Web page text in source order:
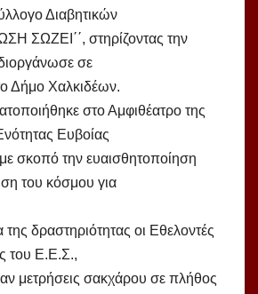
Διαβητικών
ΣΩΖΕΙ΄΄, στηρίζοντας την
σε
Δήμο Χαλκιδέων.
στο Αμφιθέατρο της
Ευβοίας
σκοπό την ευαισθητοποίηση
του κόσμου για
της δραστηριότητας οι Εθελοντές
του Ε.Ε.Σ.,
μετρήσεις σακχάρου σε πλήθος